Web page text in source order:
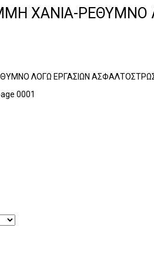
ΧΑΝΙΑ-
ΛΟΓΩ ΕΡΓΑΣΙΩΝ